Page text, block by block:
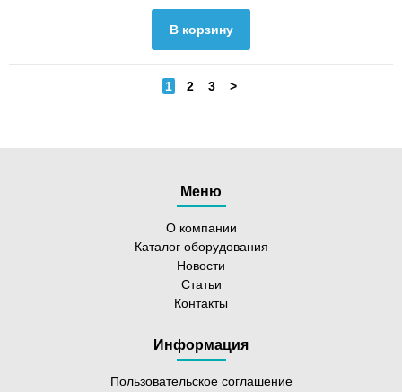
1 2 3 >
Меню
О компании
Каталог оборудования
Новости
Статьи
Контакты
Информация
Пользовательское соглашение